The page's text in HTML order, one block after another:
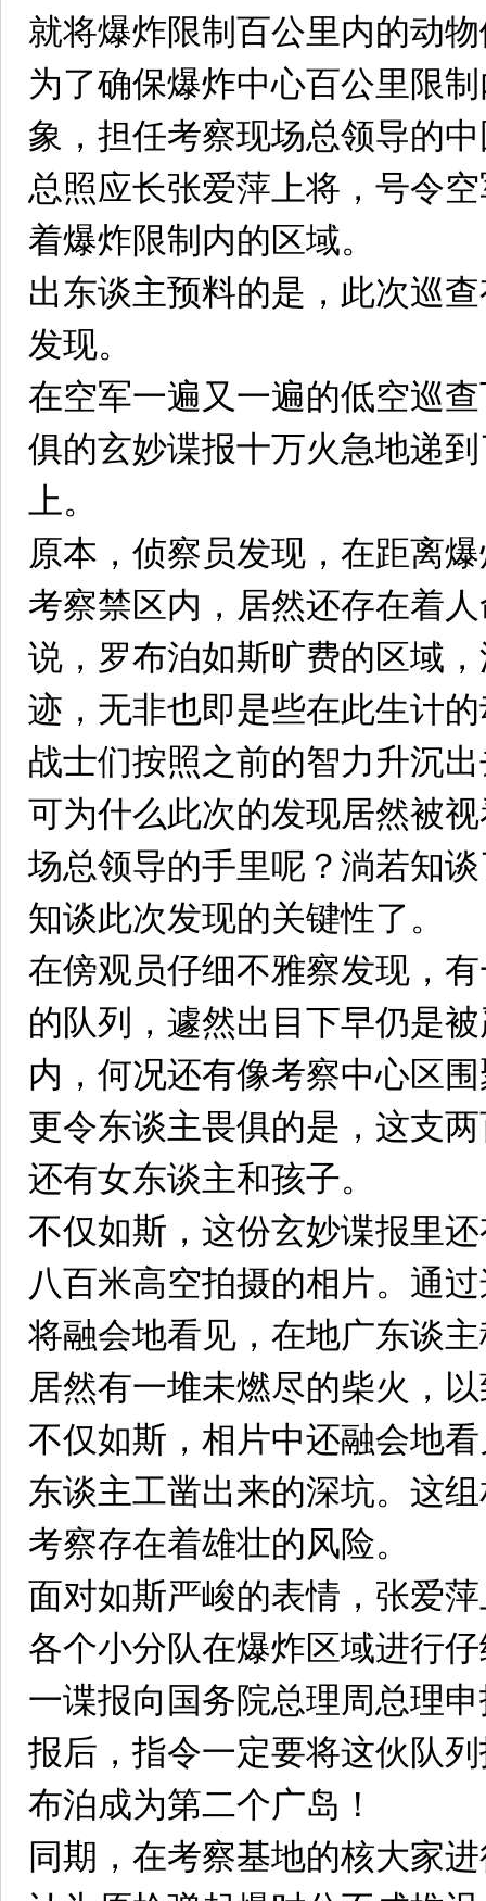
就将爆炸限制百公里内的动
为了确保爆炸中心百公里限
象，担任考察现场总领导的
总照应长张爱萍上将，号令
着爆炸限制内的区域。
出东谈主预料的是，此次巡
发现。
在空军一遍又一遍的低空巡
俱的玄妙谍报十万火急地递
上。
原本，侦察员发现，在距离
考察禁区内，居然还存在着
说，罗布泊如斯旷费的区域
迹，无非也即是些在此生计
战士们按照之前的智力升沉
可为什么此次的发现居然被
场总领导的手里呢？淌若知
知谈此次发现的关键性了。
在傍观员仔细不雅察发现，
的队列，遽然出目下早仍是
内，何况还有像考察中心区
更令东谈主畏俱的是，这支
还有女东谈主和孩子。
不仅如斯，这份玄妙谍报里
八百米高空拍摄的相片。通
将融会地看见，在地广东谈
居然有一堆未燃尽的柴火，
不仅如斯，相片中还融会地
东谈主工凿出来的深坑。这
考察存在着雄壮的风险。
面对如斯严峻的表情，张爱
各个小分队在爆炸区域进行
一谍报向国务院总理周总理
报后，指令一定要将这伙队
布泊成为第二个广岛！
同期，在考察基地的核大家